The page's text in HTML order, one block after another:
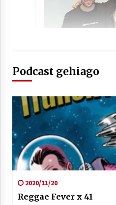
EHZtik
Arrosaren
Podcast gehiago
2020/11/20
Reggae Fever x 41